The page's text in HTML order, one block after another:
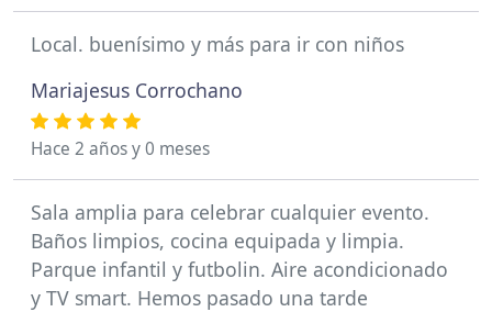
Local. buenísimo y más para ir con niños
Mariajesus Corrochano
Hace 2 años y 0 meses
Sala amplia para celebrar cualquier evento.
Baños limpios, cocina equipada y limpia.
Parque infantil y futbolin. Aire acondicionado
y TV smart. Hemos pasado una tarde